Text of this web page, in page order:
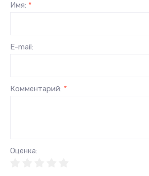
Имя: *
E-mail:
Комментарий: *
Оценка: